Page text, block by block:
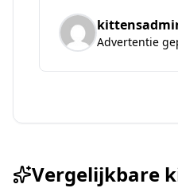
Advertentie
Vergelijkbare